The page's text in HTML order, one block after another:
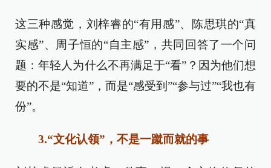
这三种感觉，刘梓睿的“有用感”、陈思琪的“真
实感”、周子恒的“自主感”，共同回答了一个问
题：年轻人为什么不再满足于“看”？因为他们想
要的不是“知道”，而是“感受到”“参与过”“我也有
份”。
3.“文化认领”，不是一蹴而就的事